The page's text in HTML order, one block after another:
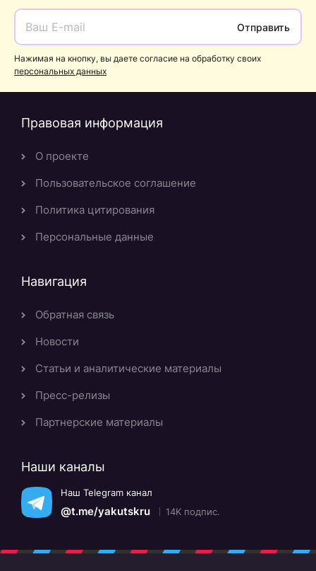
Отправить
Нажимая на кнопку, вы даете согласие на обработку своих
персональных данных
Правовая информация
О проекте
Пользовательское соглашение
Политика цитирования
Персональные данные
Навигация
Обратная связь
Новости
Статьи и аналитические материалы
Пресс-релизы
Партнерские материалы
Наши каналы
Наш Telegram канал
@t.me/yakutskru 14K подпис.